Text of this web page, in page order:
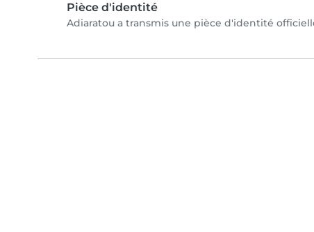
Pièce d'identité
Adiaratou a transmis une pièce d'identité